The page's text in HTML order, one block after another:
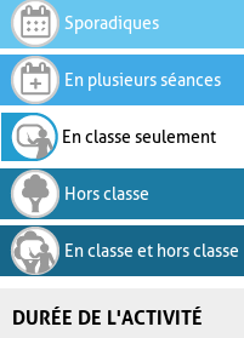
Sporadiques
En plusieurs séances
En classe seulement
Hors classe
En classe et hors classe
DURÉE DE L'ACTIVITÉ